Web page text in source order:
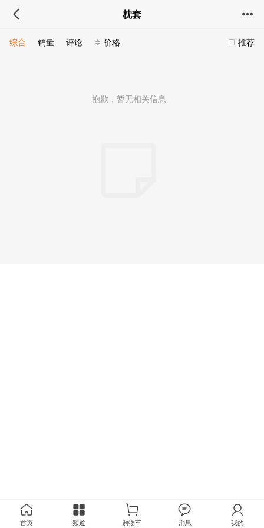
枕套
推荐
综合 销量 评论 价格
抱歉，暂无相关信息
首页 频道 购物车 消息 我的